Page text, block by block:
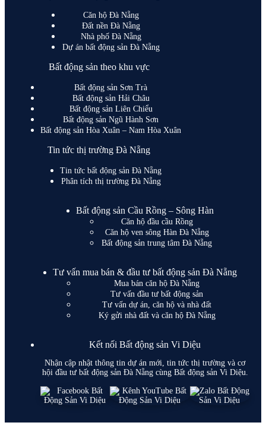
Căn hộ Đà Nẵng
Đất nền Đà Nẵng
Nhà phố Đà Nẵng
Dự án bất động sản Đà Nẵng
Bất động sản theo khu vực
Bất động sản Sơn Trà
Bất động sản Hải Châu
Bất động sản Liên Chiểu
Bất động sản Ngũ Hành Sơn
Bất động sản Hòa Xuân – Nam Hòa Xuân
Tin tức thị trường Đà Nẵng
Tin tức bất động sản Đà Nẵng
Phân tích thị trường Đà Nẵng
Bất động sản Cầu Rồng – Sông Hàn
Căn hộ đầu cầu Rồng
Căn hộ ven sông Hàn Đà Nẵng
Bất động sản trung tâm Đà Nẵng
Tư vấn mua bán & đầu tư bất động sản Đà Nẵng
Mua bán căn hộ Đà Nẵng
Tư vấn đầu tư bất động sản
Tư vấn dự án, căn hộ và nhà đất
Ký gửi nhà đất và căn hộ Đà Nẵng
Kết nối Bất động sản Vi Diệu
Nhận cập nhật thông tin dự án mới, tin tức thị trường và cơ
hội đầu tư bất động sản Đà Nẵng cùng Bất động sản Vi Diệu.